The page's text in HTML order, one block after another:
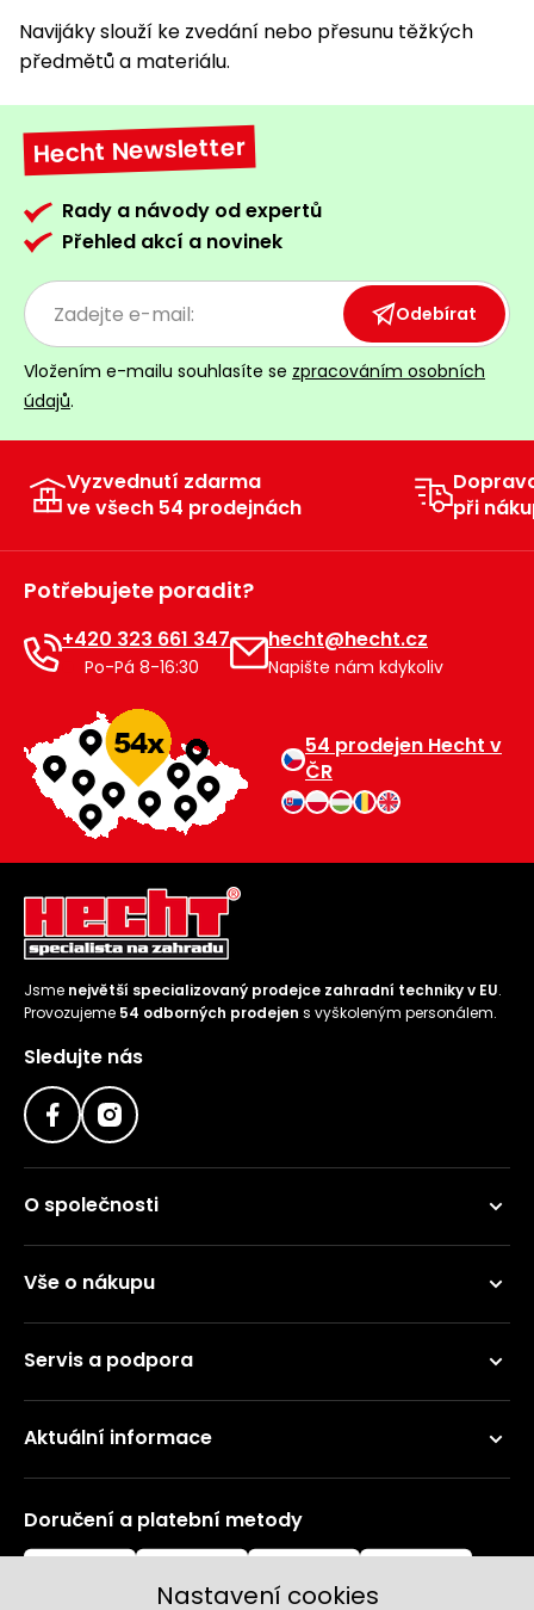
Navijáky slouží ke zvedání nebo přesunu těžkých
předmětů a materiálu.
Hecht Newsletter
Rady a návody od expertů
Přehled akcí a novinek
Odebírat
Vložením e-mailu souhlasíte se zpracováním osobních
údajů.
Vyzvednutí zdarma
ve všech 54 prodejnách
při
Potřebujete poradit?
+420 323 661 347
Po-Pá 8-16:30
hecht@hecht.cz
Napište nám kdykoliv
54 prodejen Hecht v
ČR
Jsme největší specializovaný prodejce zahradní techniky v EU.
Provozujeme 54 odborných prodejen s vyškoleným personálem.
Sledujte nás
O společnosti
Vše o nákupu
Servis a podpora
Aktuální informace
Doručení a platební metody
Nastavení cookies